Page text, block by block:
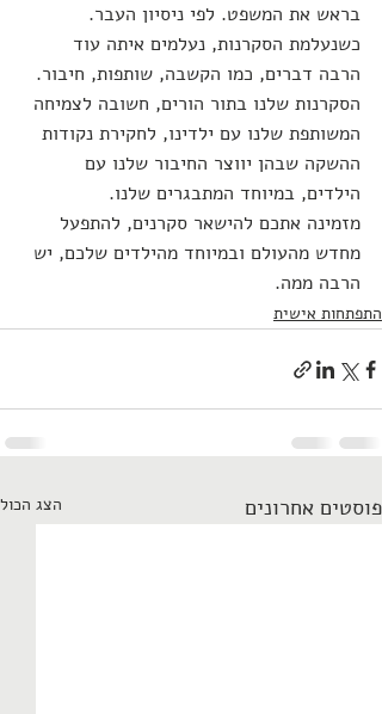
בראש את המשפט. לפי ניסיון העבר.
כשנעלמת הסקרנות, נעלמים איתה עוד
הרבה דברים, כמו הקשבה, שותפות, חיבור.
הסקרנות שלנו בתור הורים, חשובה לצמיחה
המשותפת שלנו עם ילדינו, לחקירת נקודות
ההשקה שבהן יווצר החיבור שלנו עם
הילדים, במיוחד המתבגרים שלנו.
מזמינה אתכם להישאר סקרנים, להתפעל
מחדש מהעולם ובמיוחד מהילדים שלכם, יש
הרבה ממה.
התפתחות אישית
פוסטים אחרונים הצג הכול